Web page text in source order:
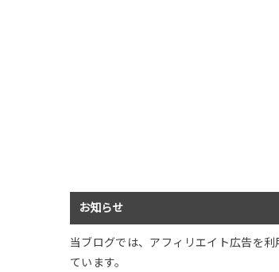
お知らせ
当ブログでは、アフィリエイト広告を利
ています。